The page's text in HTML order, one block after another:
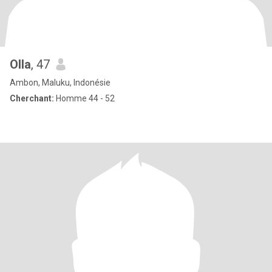
Olla, 47
Ambon, Maluku, Indonésie
Cherchant: Homme 44 - 52